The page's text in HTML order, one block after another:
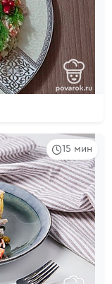
15 мин